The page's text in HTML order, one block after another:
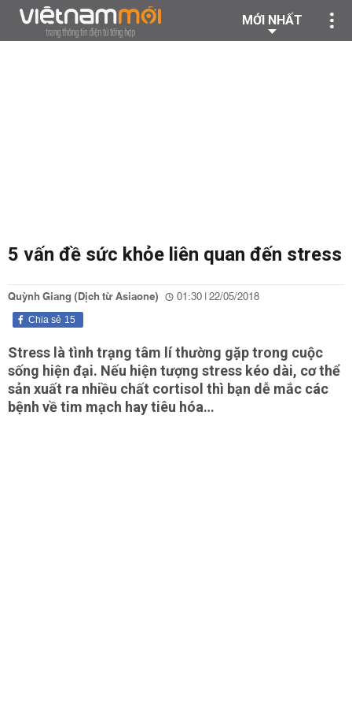
MỚI NHẤT
5 vấn đề sức khỏe liên quan đến stress
Quỳnh Giang (Dịch từ Asiaone) 01:30 | 22/05/2018
15
Chia sẻ
Stress là tình trạng tâm lí thường gặp trong cuộc
sống hiện đại. Nếu hiện tượng stress kéo dài, cơ thể
sản xuất ra nhiều chất cortisol thì bạn dễ mắc các
bệnh về tim mạch hay tiêu hóa…